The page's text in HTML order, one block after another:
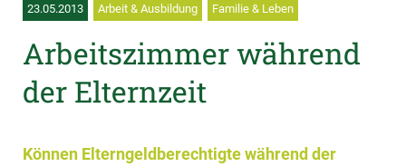
23.05.2013 Arbeit & Ausbildung Familie & Leben
Arbeitszimmer während
der Elternzeit
Können Elterngeldberechtigte während der